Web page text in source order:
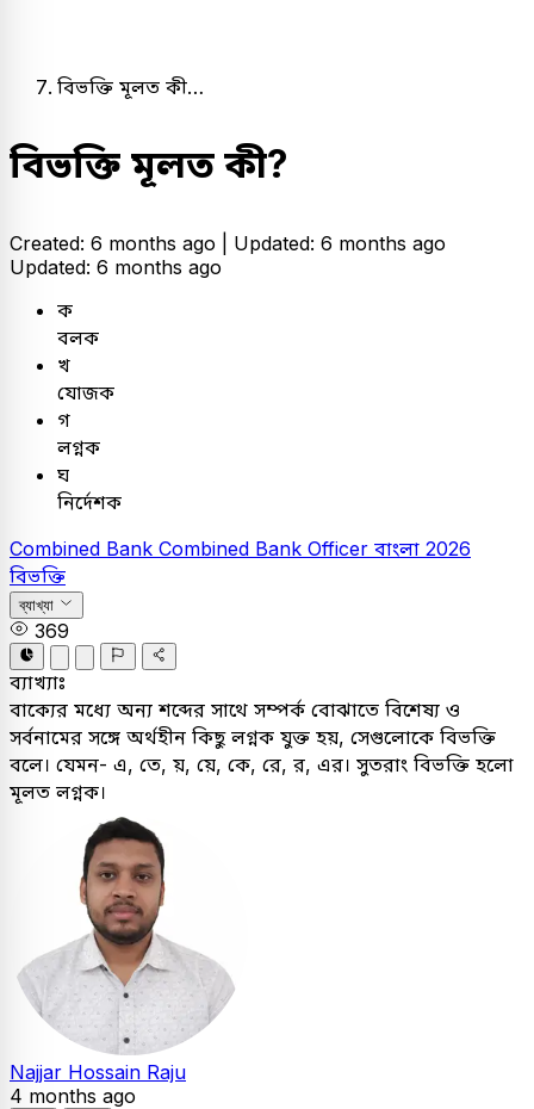
বিভক্তি মূলত কী…
বিভক্তি মূলত কী?
Created: 6 months ago | Updated: 6 months ago
Updated: 6 months ago
ক
বলক
খ
যোজক
গ
লগ্নক
ঘ
নির্দেশক
Combined Bank Combined Bank Officer বাংলা 2026
বিভক্তি
ব্যাখ্যা
369
ব্যাখ্যাঃ
বাক্যের মধ্যে অন্য শব্দের সাথে সম্পর্ক বোঝাতে বিশেষ্য ও
সর্বনামের সঙ্গে অর্থহীন কিছু লগ্নক যুক্ত হয়, সেগুলোকে বিভক্তি
বলে। যেমন- এ, তে, য়, য়ে, কে, রে, র, এর। সুতরাং বিভক্তি হলো
মূলত লগ্নক।
Najjar Hossain Raju
4 months ago